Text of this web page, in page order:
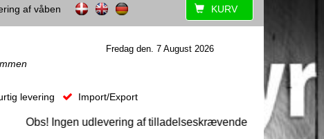
af våben KURV
Fredag den. 7 August 2026
levering Import/Export
Obs! Ingen udlevering af tilladelseskrævende våben uden